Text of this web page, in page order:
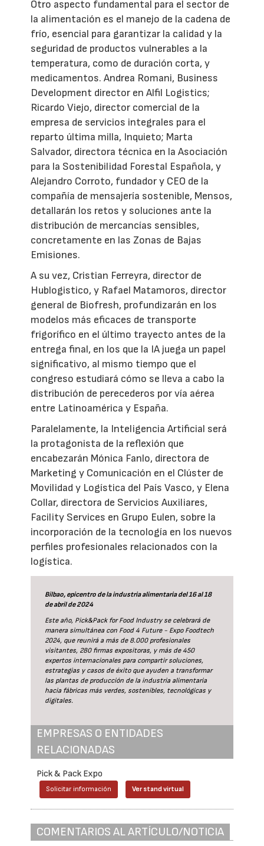
Otro aspecto fundamental para el sector de
la alimentación es el manejo de la cadena de
frío, esencial para garantizar la calidad y la
seguridad de productos vulnerables a la
temperatura, como de duración corta, y
medicamentos. Andrea Romani, Business
Development director en Alfil Logistics;
Ricardo Viejo, director comercial de la
empresa de servicios integrales para el
reparto última milla, Inquieto; Marta
Salvador, directora técnica en la Asociación
para la Sostenibilidad Forestal Española, y
Alejandro Corroto, fundador y CEO de la
compañía de mensajería sostenible, Mensos,
detallarán los retos y soluciones ante la
distribución de mercancías sensibles,
concretamente en las Zonas de Bajas
Emisiones.
A su vez, Cristian Ferreyra, director de
Hublogistico, y Rafael Matamoros, director
general de Biofresh, profundizarán en los
modelos más eficaces de transporte
frigorífico en el último trayecto antes de la
entrega final, en los que la IA juega un papel
significativo, al mismo tiempo que el
congreso estudiará cómo se lleva a cabo la
distribución de perecederos por vía aérea
entre Latinoamérica y España.
Paralelamente, la Inteligencia Artificial será
la protagonista de la reflexión que
encabezarán Mónica Fanlo, directora de
Marketing y Comunicación en el Clúster de
Movilidad y Logística del País Vasco, y Elena
Collar, directora de Servicios Auxiliares,
Facility Services en Grupo Eulen, sobre la
incorporación de la tecnología en los nuevos
perfiles profesionales relacionados con la
logística.
Bilbao, epicentro de la industria alimentaria del 16 al 18
de abril de 2024
Este año, Pick&Pack for Food Industry se celebrará de
manera simultánea con Food 4 Future - Expo Foodtech
2024, que reunirá a más de 8.000 profesionales
visitantes, 280 firmas expositoras, y más de 450
expertos internacionales para compartir soluciones,
estrategias y casos de éxito que ayuden a transformar
las plantas de producción de la industria alimentaria
hacia fábricas más verdes, sostenibles, tecnológicas y
digitales.
EMPRESAS O ENTIDADES
RELACIONADAS
Pick & Pack Expo
Solicitar información Ver stand virtual
COMENTARIOS AL ARTÍCULO/NOTICIA